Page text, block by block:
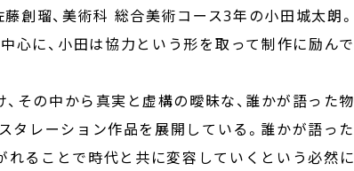
創瑠、美術科 総合美術コース3年の小田城太朗。
心に、小田は協力という形を取って制作に励んで
その中から真実と虚構の曖昧な、誰かが語った物
タレーション作品を展開している。誰かが語った
れることで時代と共に変容していくという必然に